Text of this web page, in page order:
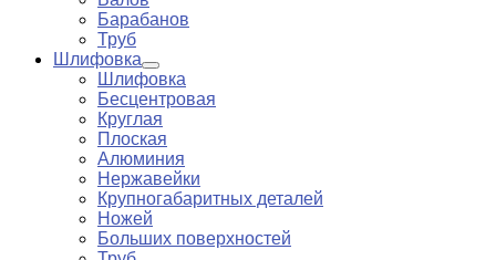
Барабанов
Труб
Шлифовка
Шлифовка
Бесцентровая
Круглая
Плоская
Алюминия
Нержавейки
Крупногабаритных деталей
Ножей
Больших поверхностей